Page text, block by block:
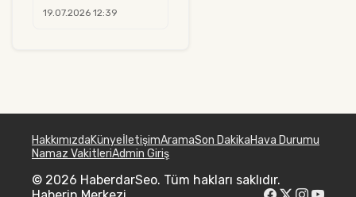
19.07.2026 12:39
HakkımızdaKünyeİletişimAramaSon DakikaHava Durumu
Namaz VakitleriAdmin Giriş
© 2026 HaberdarSeo. Tüm hakları saklıdır.